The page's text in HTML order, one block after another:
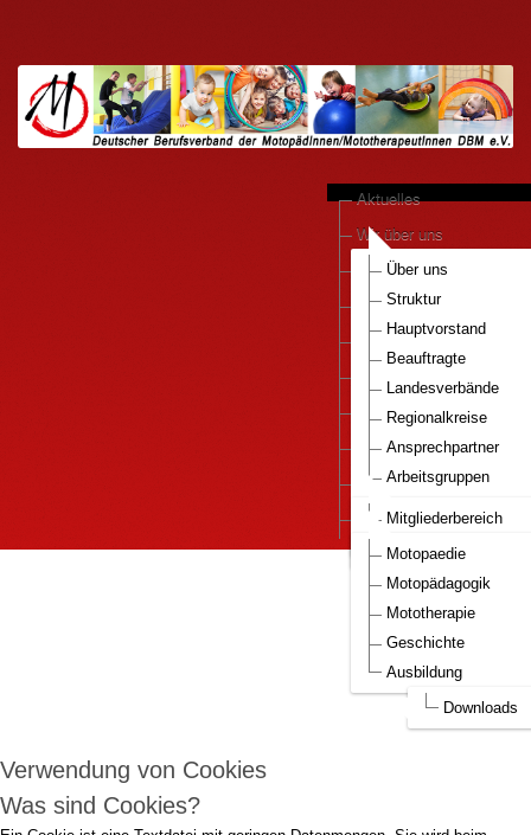
Aktuelles
Wir über uns
Über uns
Struktur
Hauptvorstand
Beauftragte
Landesverbände
Regionalkreise
Ansprechpartner
Arbeitsgruppen
anerkannte Praxen
Kooperationen
Motopädie konkret
Pressestimmen
DBM e.V.-Bestellservice
Mitglied werden..
Mitgliederbereich
Aufnahmeantrag
Infos Motopaedie
Motopaedie
Motopädagogik
Mototherapie
Geschichte
Ausbildung
Downloads
Um die Webseite optimal gestalten und
fortlaufend verbessern zu können, verwendet
Durch die weitere Nutzung der Webseite stimmen Sie der Verwendung von
Verwendung von Cookies
Was sind Cookies?